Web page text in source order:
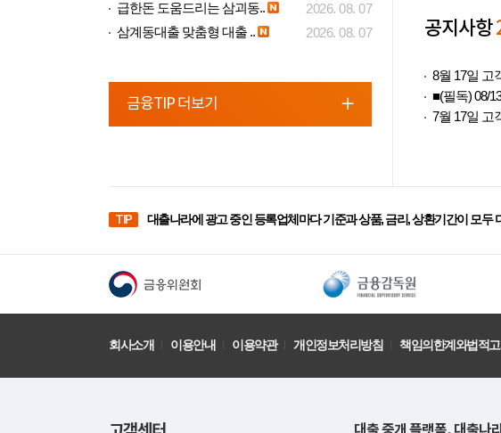
급한돈 도움드리는 삼괴동..
2026. 08. 07
삼계동대출 맞춤형 대출 ..
2026. 08. 07
금융TIP 더보기
공지사항
8월 17일 고
■(필독) 08/
7월 17일 고
TIP 대출나라에 광고 중인 등록업체마다 기준과 상품, 금리, 상환기간이 모
회사소개 이용안내 이용약관 개인정보처리방침 책임의한계와법적고